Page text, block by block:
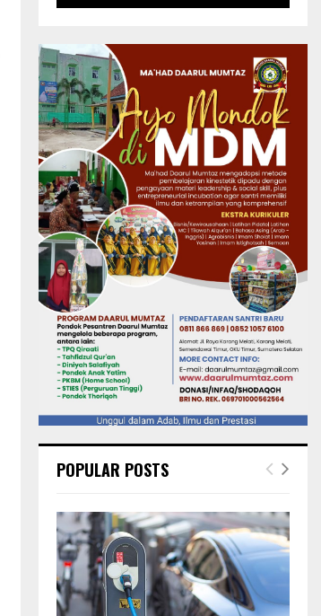
POPULAR POSTS